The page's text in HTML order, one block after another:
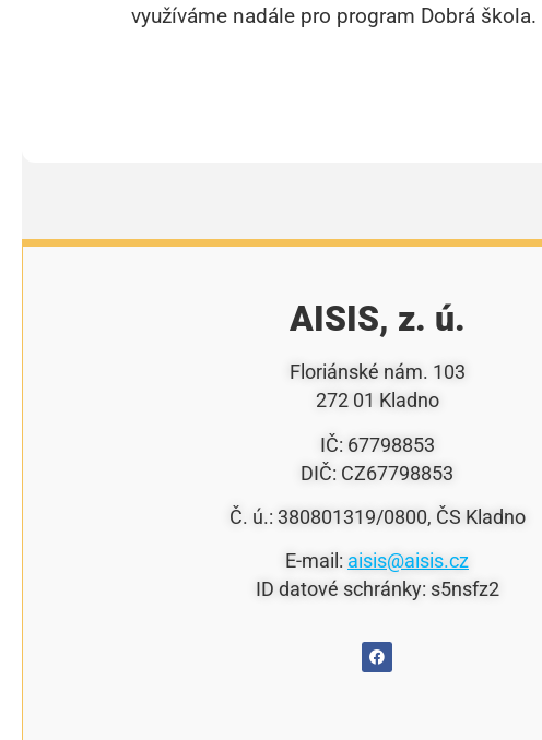
využíváme nadále pro program Dobrá škola.
AISIS, z. ú.
Floriánské nám. 103
272 01 Kladno
IČ: 67798853
DIČ: CZ67798853
Č. ú.: 380801319/0800, ČS Kladno
E-mail: aisis@aisis.cz
ID datové schránky: s5nsfz2